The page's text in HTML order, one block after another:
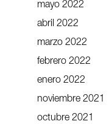
mayo 2022
abril 2022
marzo 2022
febrero 2022
enero 2022
noviembre 2021
octubre 2021